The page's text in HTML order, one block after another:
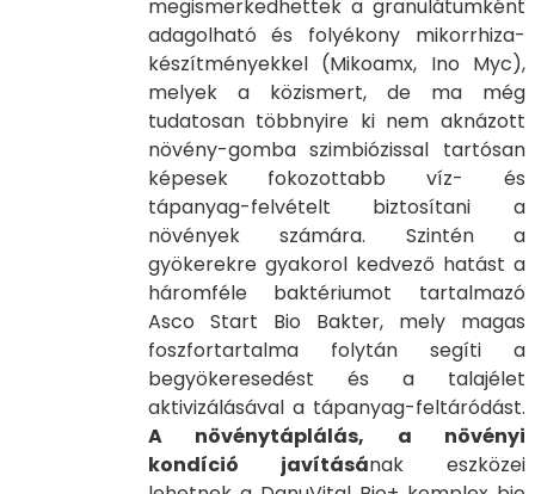
megismerkedhettek a granulátumként
adagolható és folyékony mikorrhiza-
készítményekkel (Mikoamx, Ino Myc),
melyek a közismert, de ma még
tudatosan többnyire ki nem aknázott
növény-gomba szimbiózissal tartósan
képesek fokozottabb víz- és
tápanyag-felvételt biztosítani a
növények számára. Szintén a
gyökerekre gyakorol kedvező hatást a
háromféle baktériumot tartalmazó
Asco Start Bio Bakter, mely magas
foszfortartalma folytán segíti a
begyökeresedést és a talajélet
aktivizálásával a tápanyag-feltáródást.
A növénytáplálás, a növényi
kondíció javításának eszközei